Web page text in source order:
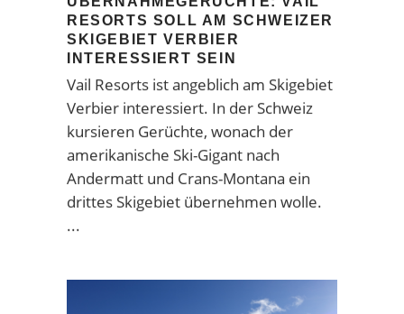
RESORTS SOLL AM SCHWEIZER
SKIGEBIET VERBIER
INTERESSIERT SEIN
Vail Resorts ist angeblich am Skigebiet
Verbier interessiert. In der Schweiz
kursieren Gerüchte, wonach der
amerikanische Ski-Gigant nach
Andermatt und Crans-Montana ein
drittes Skigebiet übernehmen wolle.